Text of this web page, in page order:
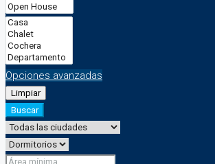
Opciones avanzadas
Limpiar
Buscar